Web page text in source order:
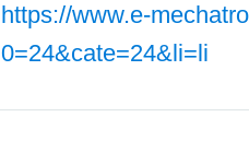
https://www.e-
0=24&cate=24&li=li